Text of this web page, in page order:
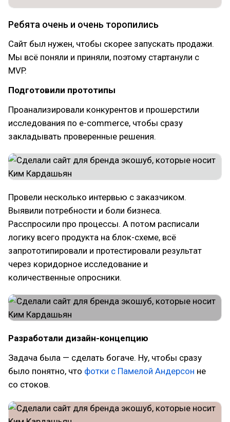
Ребята очень и очень торопились
Сайт был нужен, чтобы скорее запускать продажи.
Мы всё поняли и приняли, поэтому стартанули с
MVP.
Подготовили прототипы
Проанализировали конкурентов и прошерстили
исследования по e-commerce, чтобы сразу
закладывать проверенные решения.
Провели несколько интервью с заказчиком.
Выявили потребности и боли бизнеса.
Расспросили про процессы. А потом расписали
логику всего продукта на блок-схеме, всё
запрототипировали и протестировали результат
через коридорное исследование и
количественные опросники.
Разработали дизайн-концепцию
Задача была — сделать богаче. Ну, чтобы сразу
было понятно, что фотки с Памелой Андерсон не
со стоков.